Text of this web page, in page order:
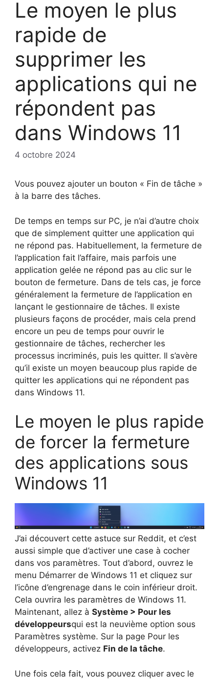
Le moyen le plus
rapide de
supprimer les
applications qui ne
répondent pas
dans Windows 11
4 octobre 2024
Vous pouvez ajouter un bouton « Fin de tâche »
à la barre des tâches.
De temps en temps sur PC, je n’ai d’autre choix
que de simplement quitter une application qui
ne répond pas. Habituellement, la fermeture de
l’application fait l’affaire, mais parfois une
application gelée ne répond pas au clic sur le
bouton de fermeture. Dans de tels cas, je force
généralement la fermeture de l’application en
lançant le gestionnaire de tâches. Il existe
plusieurs façons de procéder, mais cela prend
encore un peu de temps pour ouvrir le
gestionnaire de tâches, rechercher les
processus incriminés, puis les quitter. Il s’avère
qu’il existe un moyen beaucoup plus rapide de
quitter les applications qui ne répondent pas
dans Windows 11.
Le moyen le plus rapide
de forcer la fermeture
des applications sous
Windows 11
J’ai découvert cette astuce sur Reddit, et c’est
aussi simple que d’activer une case à cocher
dans vos paramètres. Tout d’abord, ouvrez le
menu Démarrer de Windows 11 et cliquez sur
l’icône d’engrenage dans le coin inférieur droit.
Cela ouvrira les paramètres de Windows 11.
Maintenant, allez à Système > Pour les
développeursqui est la neuvième option sous
Paramètres système. Sur la page Pour les
développeurs, activez Fin de la tâche.
Une fois cela fait, vous pouvez cliquer avec le